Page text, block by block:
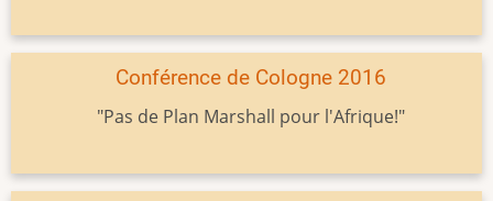
Conférence de Cologne 2016
"Pas de Plan Marshall pour l'Afrique!"